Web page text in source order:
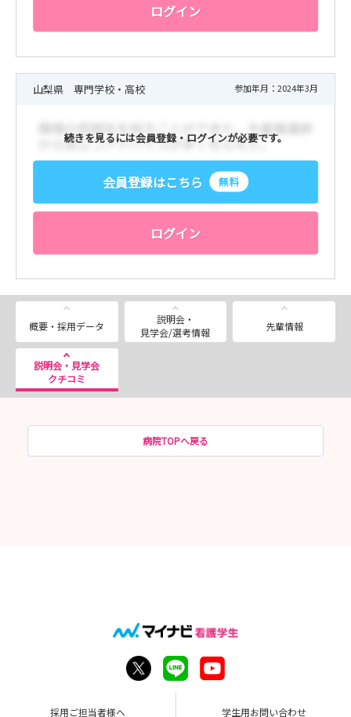
（2026年8月7日更新）
ログイン
山梨県 専門学校・高校 参加年月：2024年3月
続きを見るには会員登録・ログインが必要です。
会員登録はこちら 無料
ログイン
概要・採用データ
説明会・
見学会/選考情報
先輩情報
説明会・見学会
クチコミ
病院TOPへ戻る
採用ご担当者様へ 学生用お問い合わせ